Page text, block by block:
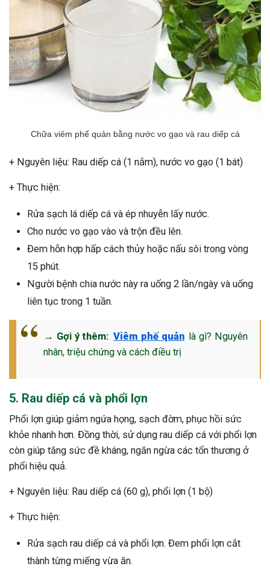
Chữa viêm phế quản bằng nước vo gạo và rau diếp cá
+ Nguyên liệu: Rau diếp cá (1 nắm), nước vo gạo (1 bát)
+ Thực hiện:
Rửa sạch lá diếp cá và ép nhuyễn lấy nước.
Cho nước vo gạo vào và trộn đều lên.
Đem hỗn hợp hấp cách thủy hoặc nấu sôi trong vòng
15 phút.
Người bệnh chia nước này ra uống 2 lần/ngày và uống
liên tục trong 1 tuần.
→ Gợi ý thêm: Viêm phế quản là gì? Nguyên
nhân, triệu chứng và cách điều trị
5. Rau diếp cá và phổi lợn
Phổi lợn giúp giảm ngứa họng, sạch đờm, phục hồi sức
khỏe nhanh hơn. Đồng thời, sử dụng rau diếp cá với phổi lợn
còn giúp tăng sức đề kháng, ngăn ngừa các tổn thương ở
phổi hiệu quả.
+ Nguyên liệu: Rau diếp cá (60 g), phổi lợn (1 bộ)
+ Thực hiện:
Rửa sạch rau diếp cá và phổi lợn. Đem phổi lợn cắt
thành từng miếng vừa ăn.